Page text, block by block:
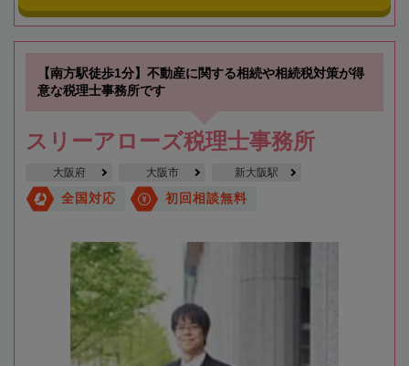
【南方駅徒歩1分】不動産に関する相続や相続税対策が得
意な税理士事務所です
スリーアローズ税理士事務所
大阪府 大阪市 新大阪駅
全国対応 初回相談無料